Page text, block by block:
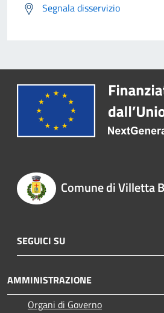
Segnala disservizio
Comune di Villetta
SEGUICI SU
AMMINISTRAZIONE
Organi di Governo